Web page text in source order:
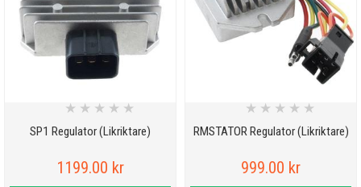
SP1 Regulator (Likriktare)
★ ★ ★ ★ ★
1199.00 kr
RMSTATOR Regulator (Likriktare)
★ ★ ★ ★ ★
999.00 kr